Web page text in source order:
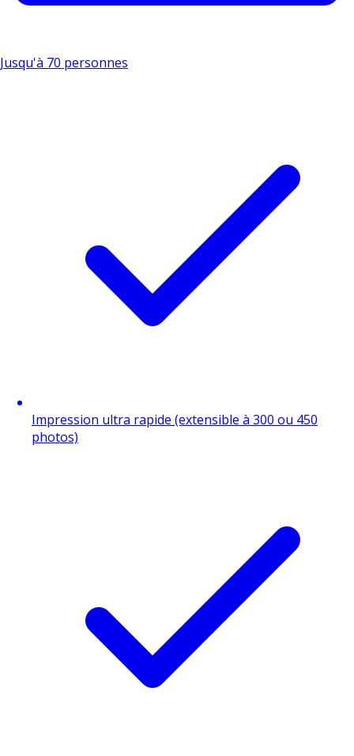
Jusqu'à 70 personnes
Impression ultra rapide (extensible à 300 ou 450
photos)